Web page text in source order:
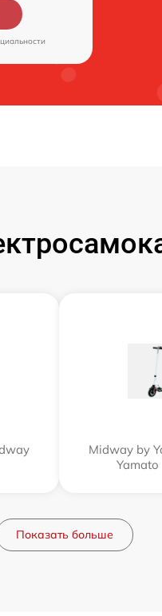
Midway by
Yamato
Показать больше